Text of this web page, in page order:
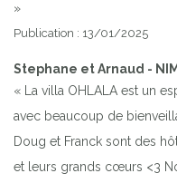
»
Publication : 13/01/2025
Stephane et Arnaud -
« La villa OHLALA est un
avec beaucoup de
Doug et Franck sont des
et leurs grands cœurs <3